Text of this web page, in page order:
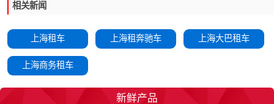
相关新闻
上海租车 上海租奔驰车 上海大巴租车
上海商务租车
新鲜产品